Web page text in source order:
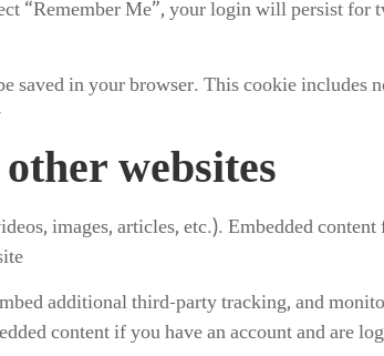
“Remember Me”, your login will persist
in your browser. This cookie includes
websites
images, articles, etc.). Embedded
additional third-party tracking, and
content if you have an account and are